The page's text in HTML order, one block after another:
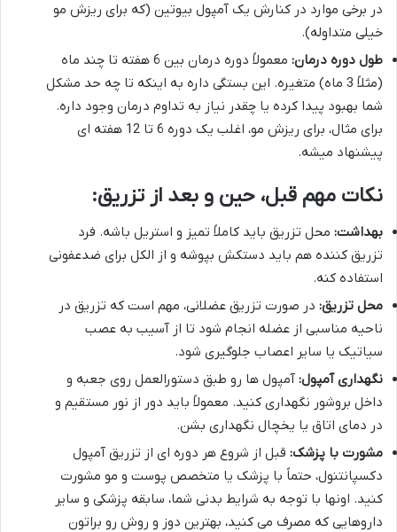
در برخی موارد در کنارش یک آمپول بیوتین (که برای ریزش مو
خیلی متداوله).
طول دوره درمان:
معمولاً دوره درمان بین 6 هفته تا چند ماه
(مثلاً 3 ماه) متغیره. این بستگی داره به اینکه تا چه حد مشکل
شما بهبود پیدا کرده یا چقدر نیاز به تداوم درمان وجود داره.
برای مثال، برای ریزش مو، اغلب یک دوره 6 تا 12 هفته ای
پیشنهاد میشه.
نکات مهم قبل، حین و بعد از تزریق:
بهداشت: محل تزریق باید کاملاً تمیز و استریل باشه. فرد
تزریق کننده هم باید دستکش بپوشه و از الکل برای ضدعفونی
استفاده کنه.
محل تزریق: در صورت تزریق عضلانی، مهم است که تزریق در
ناحیه مناسبی از عضله انجام شود تا از آسیب به عصب
سیاتیک یا سایر اعصاب جلوگیری شود.
نگهداری آمپول: آمپول ها رو طبق دستورالعمل روی جعبه و
داخل بروشور نگهداری کنید. معمولاً باید دور از نور مستقیم و
در دمای اتاق یا یخچال نگهداری بشن.
مشورت با پزشک: قبل از شروع هر دوره ای از تزریق آمپول
دکسپانتنول، حتماً با پزشک یا متخصص پوست و مو مشورت
کنید. اونها با توجه به شرایط بدنی شما، سابقه پزشکی و سایر
داروهایی که مصرف می کنید، بهترین دوز و روش رو براتون